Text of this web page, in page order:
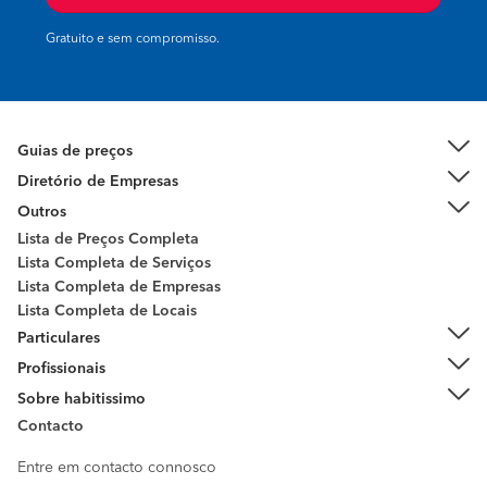
Gratuito e sem compromisso.
Guias de preços
Diretório de Empresas
Outros
Lista de Preços Completa
Lista Completa de Serviços
Lista Completa de Empresas
Lista Completa de Locais
Particulares
Profissionais
Sobre habitissimo
Contacto
Entre em contacto connosco